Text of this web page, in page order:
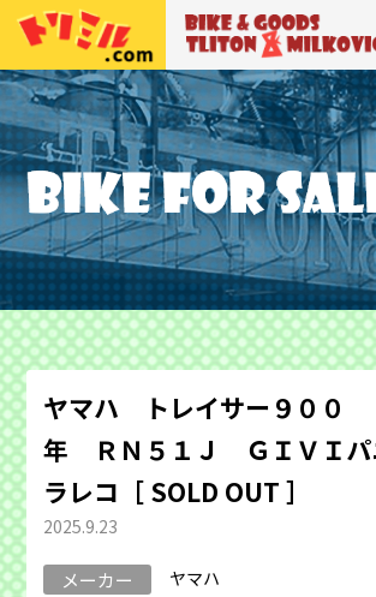
トリトン＆ミルコビッチ
ヤマハ トレイサー９００
年 ＲＮ５１Ｊ ＧＩＶＩ
ラレコ［ SOLD OUT ］
2025.9.23
メーカー ヤマハ